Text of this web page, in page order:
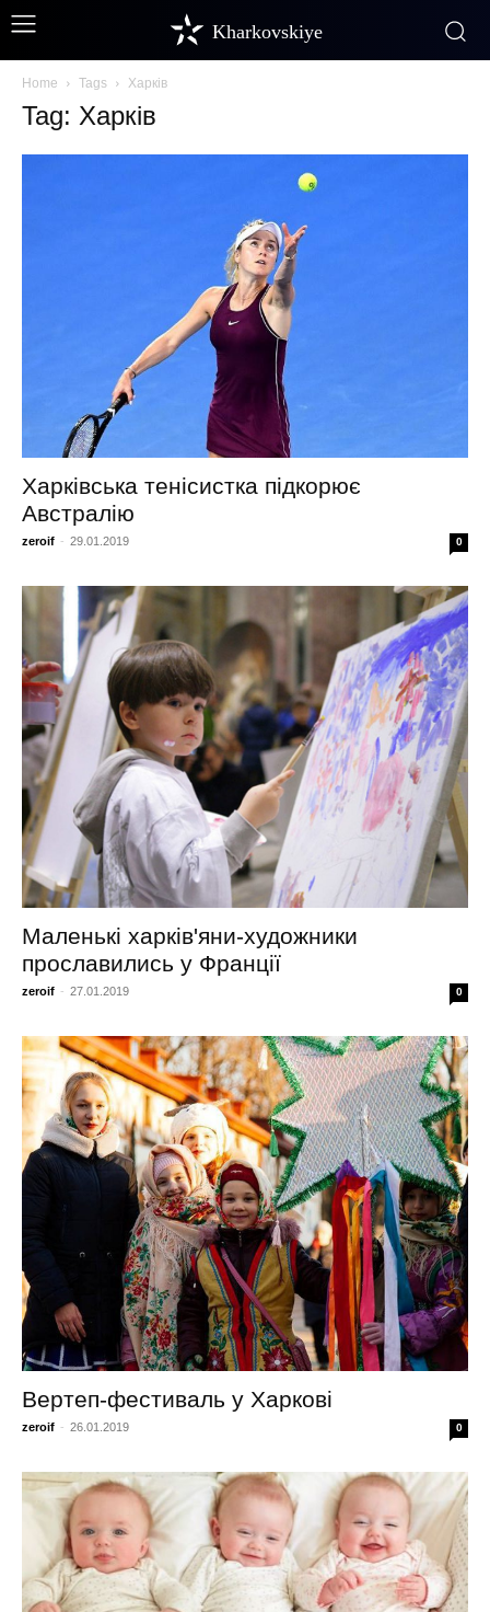
Kharkovskiye
Home Tags Харків
Tag: Харків
Харківська тенісистка підкорює
Австралію
zeroif - 29.01.2019 0
Маленькі харків'яни-художники
прославились у Франції
zeroif - 27.01.2019 0
Вертеп-фестиваль у Харкові
zeroif - 26.01.2019 0